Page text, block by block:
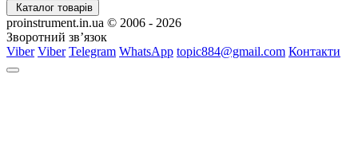
Каталог товарів
proinstrument.in.ua © 2006 - 2026
Зворотний зв’язок
Viber Viber Telegram WhatsApp topic884@gmail.com Контакти